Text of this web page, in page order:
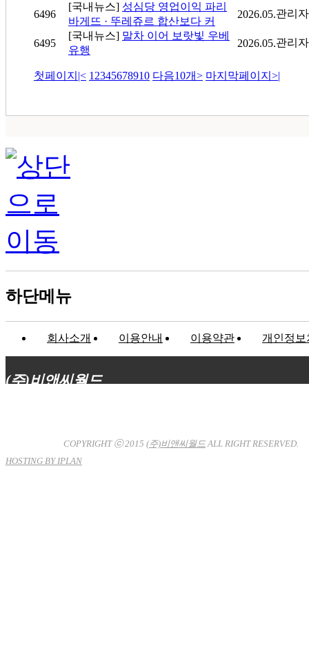
6496
[국내뉴스] 성심당 영업이익 파리
바게뜨 · 뚜레쥬르 합산보다 커
2026.05.관리자
6495
[국내뉴스] 말차 이어 보랏빛 우베
유행
2026.05.관리자
첫페이지 |< 1 2345678910 다음10개> 마지막페이지 >|
하단메뉴
회사소개 이용안내 이용약관 개인정보
(주)비앤씨월드
COPYRIGHT ⓒ 2015 (주)비앤씨월드ALL RIGHT RESERVED.
HOSTING BY IPLAN